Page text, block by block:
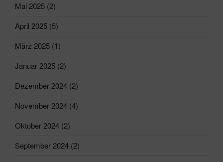
Mai 2025 (2)
April 2025 (5)
März 2025 (1)
Januar 2025 (2)
Dezember 2024 (2)
November 2024 (4)
Oktober 2024 (2)
September 2024 (2)